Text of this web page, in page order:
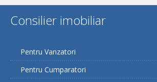
Consilier imobiliar
Pentru Vanzatori
Pentru Cumparatori